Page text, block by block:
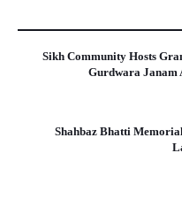
Sikh Community Hosts
Gurdwara Janam
Shahbaz Bhatti